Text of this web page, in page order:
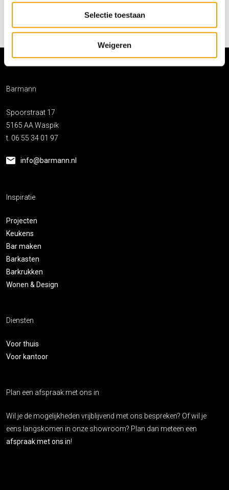
Selectie toestaan
Weigeren
Barmann
Spoorstraat 17
5165 AA Waspik
t. 06 55 34 01 97
info@barmann.nl
Inspiratie
Projecten
Keukens
Bar maken
Barkasten
Barkrukken
Wonen & Design
Diensten
Voor thuis
Voor kantoor
Plan een afspraak met ons in
Wil je de mogelijkheden vrijblijvend met ons bespreken? Of wil je
eens langskomen in onze showroom? Plan dan meteen een
afspraak met ons in!